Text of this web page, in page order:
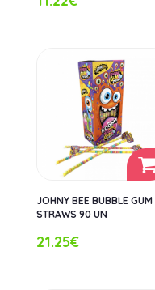
JOHNY BEE BUBBLE GUM
STRAWS 90 UN
21.25€